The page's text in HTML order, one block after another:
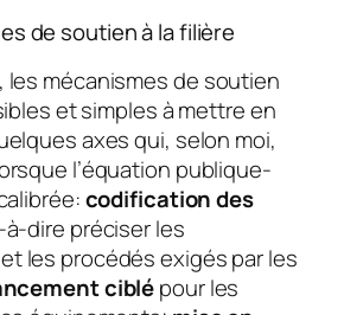
de soutien à la filière
les mécanismes de soutien
et simples à mettre en
axes qui, selon moi,
l’équation publique-
codification des
à-dire préciser les
les procédés exigés par les
ciblépour les